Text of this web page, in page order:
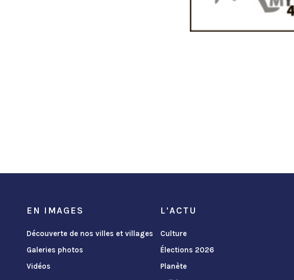
EN IMAGES
Découverte de nos villes et villages
Galeries photos
Vidéos
L'ACTU
Culture
Élections 2026
Planète